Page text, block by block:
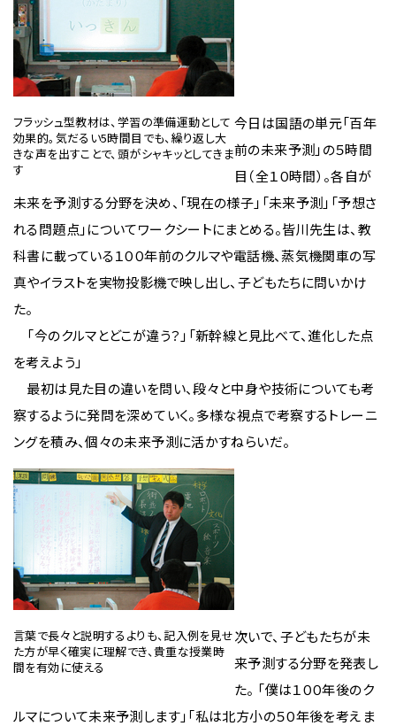
フラッシュ型教材は、学習の準備運動として
効果的。気だるい5時間目でも、繰り返し大
きな声を出すことで、頭がシャキッとしてきま
す
今日は国語の単元「百年
前の未来予測」の５時間
目（全１０時間）。各自が
未来を予測する分野を決め、「現在の様子」「未来予測」「予想さ
れる問題点」についてワークシートにまとめる。皆川先生は、教
科書に載っている１００年前のクルマや電話機、蒸気機関車の写
真やイラストを実物投影機で映し出し、子どもたちに問いかけ
た。
「今のクルマとどこが違う？」「新幹線と見比べて、進化した点
を考えよう」
最初は見た目の違いを問い、段々と中身や技術についても考
察するように発問を深めていく。多様な視点で考察するトレーニ
ングを積み、個々の未来予測に活かすねらいだ。
言葉で長々と説明するよりも、記入例を見せ
た方が早く確実に理解でき、貴重な授業時
間を有効に使える
次いで、子どもたちが未
来予測する分野を発表し
た。 「僕は１００年後のク
ルマについて未来予測します」「私は北方小の５０年後を考えま